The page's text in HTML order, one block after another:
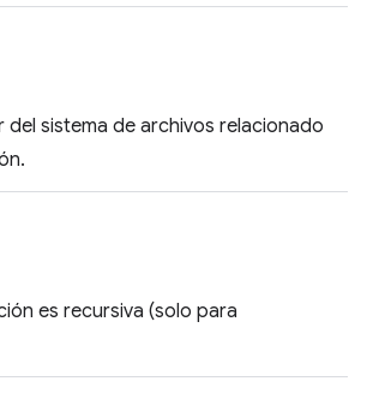
del sistema de archivos relacionado
es recursiva (solo para